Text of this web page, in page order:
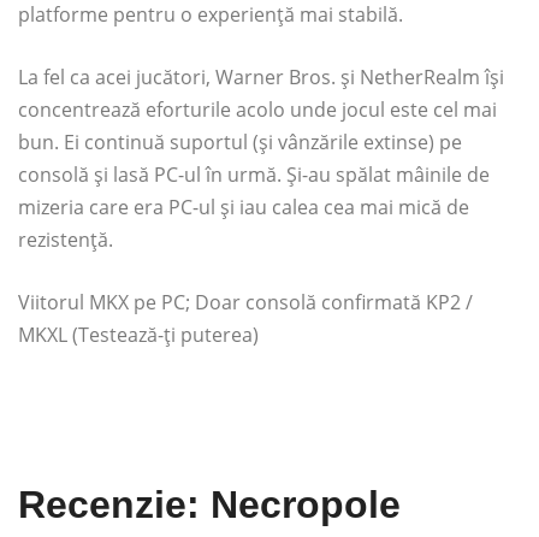
platforme pentru o experiență mai stabilă.
La fel ca acei jucători, Warner Bros. și NetherRealm își
concentrează eforturile acolo unde jocul este cel mai
bun. Ei continuă suportul (și vânzările extinse) pe
consolă și lasă PC-ul în urmă. Și-au spălat mâinile de
mizeria care era PC-ul și iau calea cea mai mică de
rezistență.
Viitorul MKX pe PC; Doar consolă confirmată KP2 /
MKXL (Testează-ți puterea)
Recenzie: Necropole